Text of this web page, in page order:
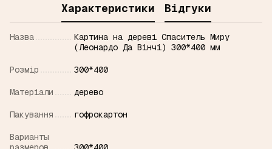
Характеристики Відгуки
Назва
Картина на дереві Спаситель Миру
(Леонардо Да Вінчі) 300*400 мм
Розмір 300*400
Матерiали дерево
Пакування гофрокартон
Варианты